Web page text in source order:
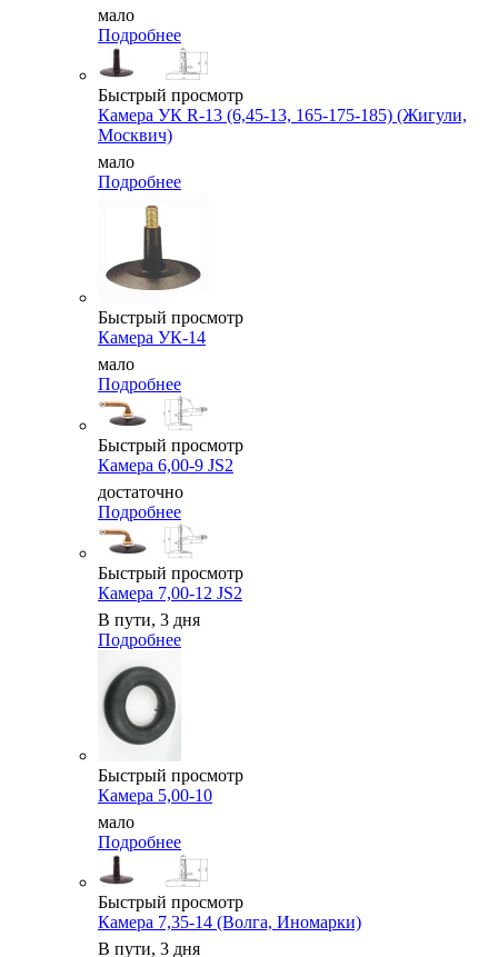
мало
Подробнее
Быстрый просмотр
Камера УК R-13 (6,45-13, 165-175-185) (Жигули,
Москвич)
мало
Подробнее
Быстрый просмотр
Камера УК-14
мало
Подробнее
Быстрый просмотр
Камера 6,00-9 JS2
достаточно
Подробнее
Быстрый просмотр
Камера 7,00-12 JS2
В пути, 3 дня
Подробнее
Быстрый просмотр
Камера 5,00-10
мало
Подробнее
Быстрый просмотр
Камера 7,35-14 (Волга, Иномарки)
В пути, 3 дня